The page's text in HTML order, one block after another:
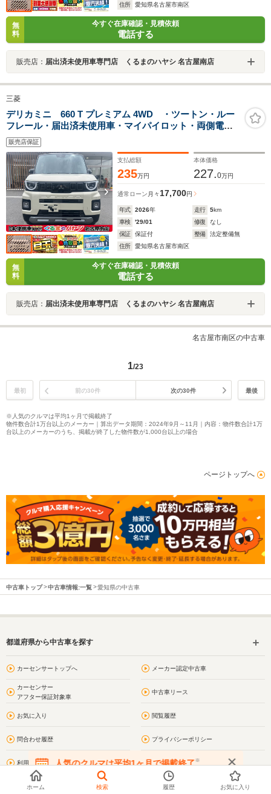
住所
愛知県名古屋市南区
無
料
今すぐ在庫確認・見積依頼
電話する
販売店： 届出済未使用車専門店 くるまのハヤシ 名古屋南店
三菱
デリカミニ 660 T プレミアム 4WD ・ツートン・ルー
フレール・届出済未使用車・マイパイロット・両側電動
スライドドア・シートバックテーブル・アラウンドモニ
ター・15インチアルミホイール・サーキュレーター・シ
ートバックテーブル
販売店保証
支払総額
235万円
本体価格
227.0万円
通常ローン 月々17,700円
年式 2026年 走行 5km
車検
'29/01 修復
なし
保証
保証付 整備
法定整備無
住所
愛知県名古屋市南区
無
料
今すぐ在庫確認・見積依頼
電話する
販売店： 届出済未使用車専門店 くるまのハヤシ 名古屋南店
名古屋市南区の中古車
1/23
最初 前の30件 次の30件 最後
※人気のクルマは平均1ヶ月で掲載終了
物件数合計1万台以上のメーカー｜算出データ期間：2024年9月～11月｜内容：物件数合計1万
台以上のメーカーのうち、掲載が終了した物件数が1,000台以上の場合
ページトップへ
中古車トップ 中古車情報:一覧 愛知県の中古車
都道府県から中古車を探す
カーセンサートップへ メーカー認定中古車
カーセンサー
アフター保証対象車
中古車リース
お気に入り 閲覧履歴
問合わせ履歴 プライバシーポリシー
利用規約 サイトマップ
お問い合わせ 愛知の街情報
人気のクルマは平均1ヶ月で掲載終了※
在庫が無くなる前にお問い合わせください
ホーム 検索 履歴 お気に入り